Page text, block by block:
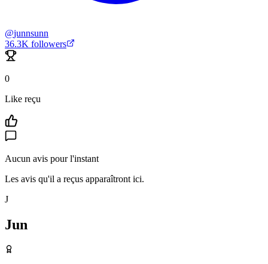
@junnsunn
36.3K followers
0
Like reçu
Aucun avis pour l'instant
Les avis qu'il a reçus apparaîtront ici.
J
Jun